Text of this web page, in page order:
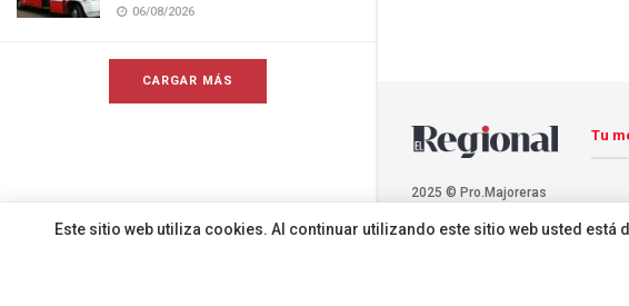
06/08/2026
CARGAR MÁS
2025 © Pro.Majoreras
Tu
Este sitio web utiliza cookies. Al continuar utilizando este sitio web usted